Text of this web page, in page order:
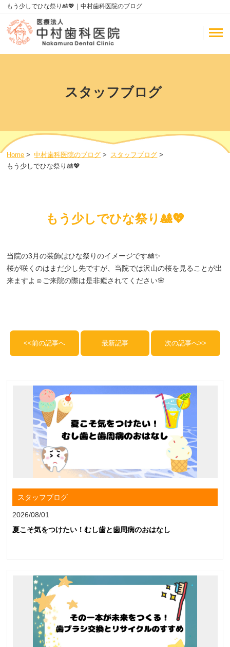
もう少しでひな祭り🎎💖｜中村歯科医院のブログ
スタッフブログ
Home > 中村歯科医院のブログ > スタッフブログ >
もう少しでひな祭り🎎💖
もう少しでひな祭り🎎💖
当院の3月の装飾はひな祭りのイメージです🎎✨
桜が咲くのはまだ少し先ですが、当院では沢山の桜を見ることが出
来ますよ☺️ご来院の際は是非癒されてください🌸
<<前の記事へ 最新記事 次の記事へ>>
スタッフブログ
2026/08/01
夏こそ気をつけたい！むし歯と歯周病のおはなし